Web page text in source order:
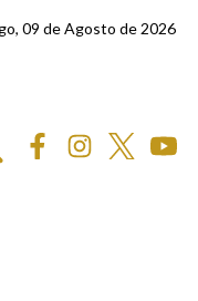
09 de Agosto de 2026